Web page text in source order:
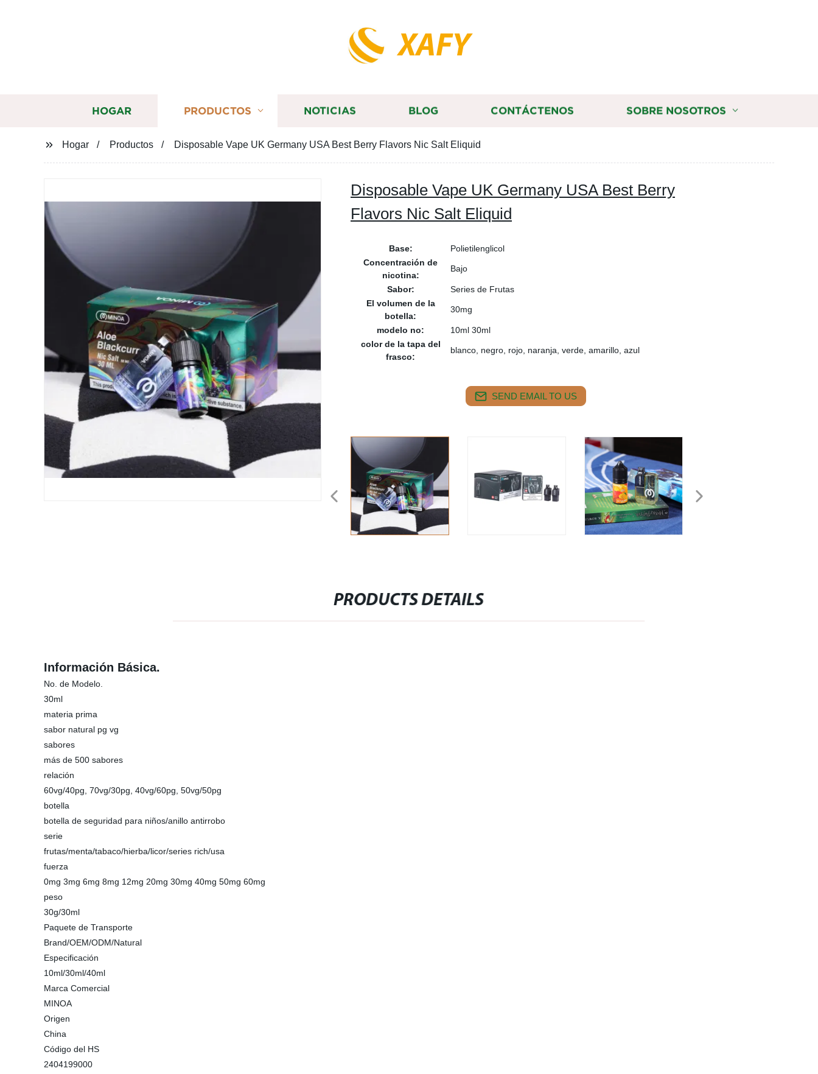
XAFY
HOGAR PRODUCTOS NOTICIAS BLOG CONTÁCTENOS SOBRE NOSOTROS
Hogar Productos Disposable Vape UK Germany USA Best Berry Flavors Nic Salt Eliquid
Disposable Vape UK Germany USA Best Berry
Flavors Nic Salt Eliquid
Base:
Polietilenglicol
Concentración de
nicotina:
Bajo
Sabor:
Series de Frutas
El volumen de la
botella:
30mg
modelo no:
10ml 30ml
color de la tapa del
frasco:
blanco, negro, rojo, naranja, verde, amarillo, azul
SEND EMAIL TO US
PRODUCTS DETAILS
Información Básica.
No. de Modelo.
30ml
materia prima
sabor natural pg vg
sabores
más de 500 sabores
relación
60vg/40pg, 70vg/30pg, 40vg/60pg, 50vg/50pg
botella
botella de seguridad para niños/anillo antirrobo
serie
frutas/menta/tabaco/hierba/licor/series rich/usa
fuerza
0mg 3mg 6mg 8mg 12mg 20mg 30mg 40mg 50mg 60mg
peso
30g/30ml
Paquete de Transporte
Brand/OEM/ODM/Natural
Especificación
10ml/30ml/40ml
Marca Comercial
MINOA
Origen
China
Código del HS
2404199000